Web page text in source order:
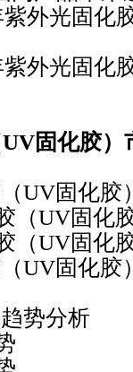
光固化胶
光固化胶
固化胶）
固化胶
固化胶
固化胶
固化胶
势分析